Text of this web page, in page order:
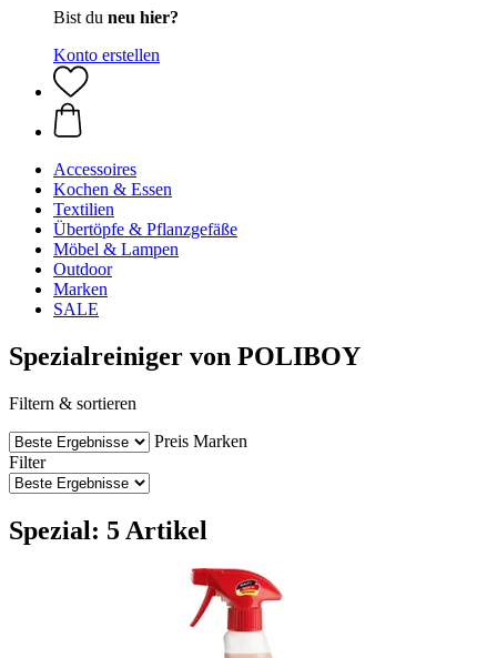
Bist du neu hier?
Konto erstellen
Accessoires
Kochen & Essen
Textilien
Übertöpfe & Pflanzgefäße
Möbel & Lampen
Outdoor
Marken
SALE
Spezialreiniger von POLIBOY
Filtern & sortieren
Preis Marken
Filter
Spezial: 5 Artikel